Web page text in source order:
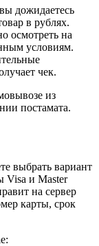
дожидаетесь
в рублях.
осмотреть на
условиям.
чек.
из
постамата.
выбрать вариант
Visa и Master
на сервер
карты, срок